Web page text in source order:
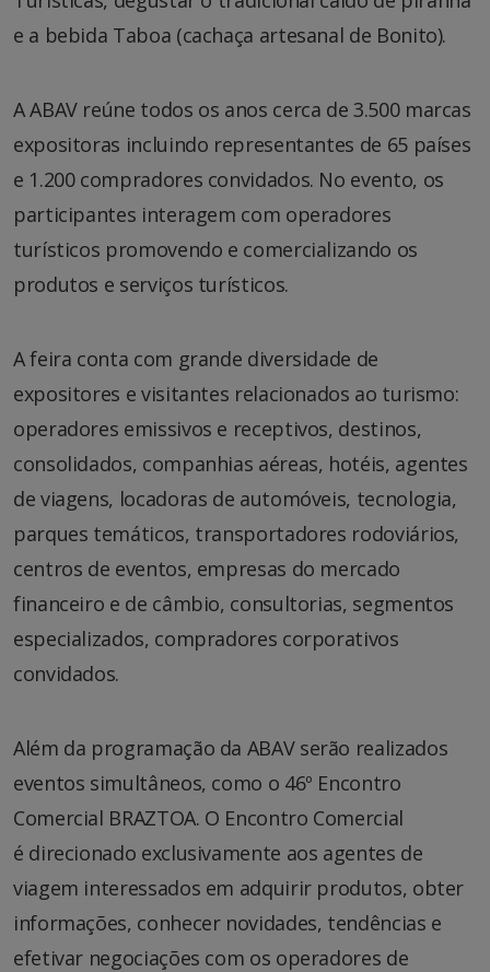
e a bebida Taboa (cachaça artesanal de Bonito).
A ABAV reúne todos os anos cerca de 3.500 marcas
expositoras incluindo representantes de 65 países
e 1.200 compradores convidados. No evento, os
participantes interagem com operadores
turísticos promovendo e comercializando os
produtos e serviços turísticos.
A feira conta com grande diversidade de
expositores e visitantes relacionados ao turismo:
operadores emissivos e receptivos, destinos,
consolidados, companhias aéreas, hotéis, agentes
de viagens, locadoras de automóveis, tecnologia,
parques temáticos, transportadores rodoviários,
centros de eventos, empresas do mercado
financeiro e de câmbio, consultorias, segmentos
especializados, compradores corporativos
convidados.
Além da programação da ABAV serão realizados
eventos simultâneos, como o 46º Encontro
Comercial BRAZTOA. O Encontro Comercial
é direcionado exclusivamente aos agentes de
viagem interessados em adquirir produtos, obter
informações, conhecer novidades, tendências e
efetivar negociações com os operadores de